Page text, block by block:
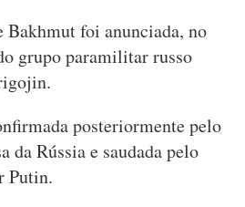
foi anunciada, no
grupo paramilitar russo
posteriormente pelo
da Rússia e saudada pelo
Putin.